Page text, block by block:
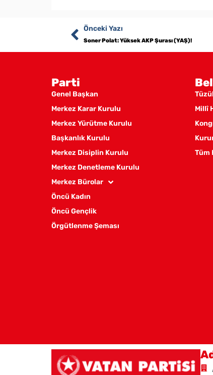
Önceki Yazı
Soner Polat: Yüksek AKP Şurası (YAŞ)!
Parti
Genel Başkan
Merkez Karar Kurulu
Merkez Yürütme Kurulu
Başkanlık Kurulu
Merkez Disiplin Kurulu
Merkez Denetleme Kurulu
Merkez Bürolar
Öncü Kadın
Öncü Gençlik
Örgütlenme Şeması
Millî
Tüm